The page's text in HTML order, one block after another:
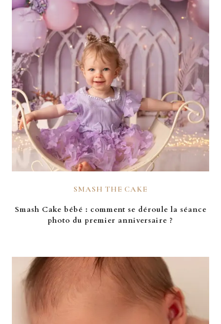
SMASH THE CAKE
Smash Cake bébé : comment se déroule la séance
photo du premier anniversaire ?